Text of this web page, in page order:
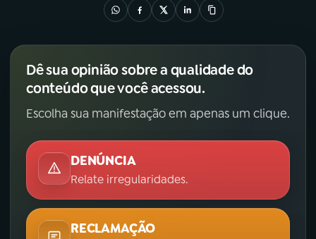
Dê sua opinião sobre a qualidade do
conteúdo que você acessou.
Escolha sua manifestação em apenas um clique.
DENÚNCIA
Relate irregularidades.
RECLAMAÇÃO